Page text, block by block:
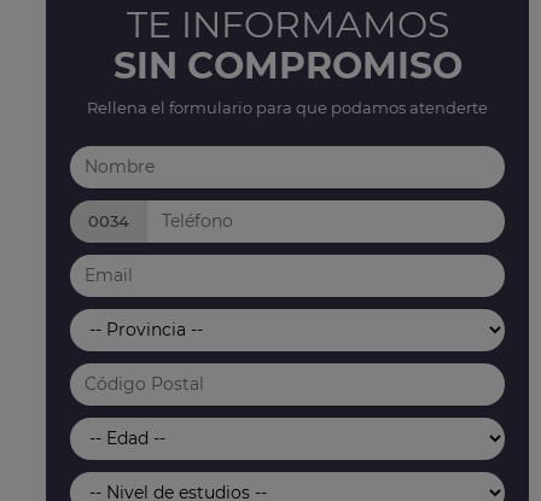
TE INFORMAMOS
SIN COMPROMISO
Rellena el formulario para que podamos atenderte
0034